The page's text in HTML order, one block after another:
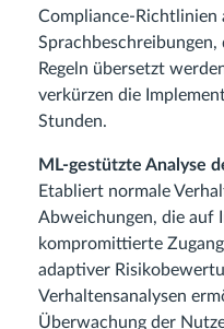
Compliance‑Richtlinien
Regeln übersetzt
verkürzen die
Stunden.
ML‑gestützte Analyse
Etabliert normale
Abweichungen, die auf
kompromittierte
adaptiver
Verhaltensanalysen
Überwachung der